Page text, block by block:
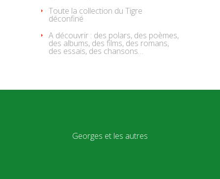
Toute la collection du Tigre
déconfiné
A découvrir : des polars, des poèmes,
des albums, des films, des romans,
des essais, des chansons…
Georges et les autres